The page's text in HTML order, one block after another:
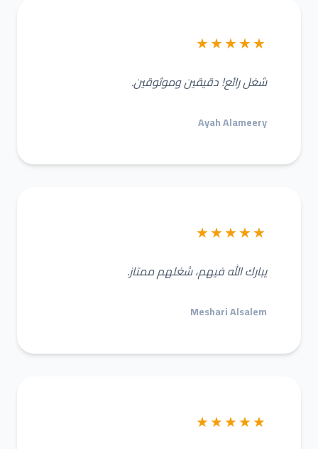
★★★★★
شغل رائع! دقيقين وموثوقين.
Ayah Alameery
★★★★★
يبارك الله فيهم، شغلهم ممتاز.
Meshari Alsalem
★★★★★